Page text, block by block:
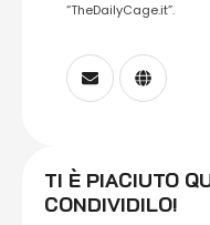
“TheDailyCage.it”.
TI È PIACIUTO
CONDIVIDILO!